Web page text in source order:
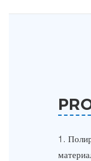
1.